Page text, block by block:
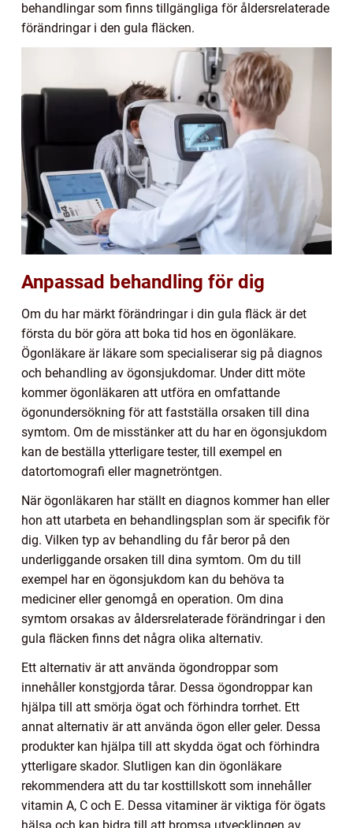
behandlingar som finns tillgängliga för åldersrelaterade
förändringar i den gula fläcken.
Anpassad behandling för dig
Om du har märkt förändringar i din gula fläck är det
första du bör göra att boka tid hos en ögonläkare.
Ögonläkare är läkare som specialiserar sig på diagnos
och behandling av ögonsjukdomar. Under ditt möte
kommer ögonläkaren att utföra en omfattande
ögonundersökning för att fastställa orsaken till dina
symtom. Om de misstänker att du har en ögonsjukdom
kan de beställa ytterligare tester, till exempel en
datortomografi eller magnetröntgen.
När ögonläkaren har ställt en diagnos kommer han eller
hon att utarbeta en behandlingsplan som är specifik för
dig. Vilken typ av behandling du får beror på den
underliggande orsaken till dina symtom. Om du till
exempel har en ögonsjukdom kan du behöva ta
mediciner eller genomgå en operation. Om dina
symtom orsakas av åldersrelaterade förändringar i den
gula fläcken finns det några olika alternativ.
Ett alternativ är att använda ögondroppar som
innehåller konstgjorda tårar. Dessa ögondroppar kan
hjälpa till att smörja ögat och förhindra torrhet. Ett
annat alternativ är att använda ögon eller geler. Dessa
produkter kan hjälpa till att skydda ögat och förhindra
ytterligare skador. Slutligen kan din ögonläkare
rekommendera att du tar kosttillskott som innehåller
vitamin A, C och E. Dessa vitaminer är viktiga för ögats